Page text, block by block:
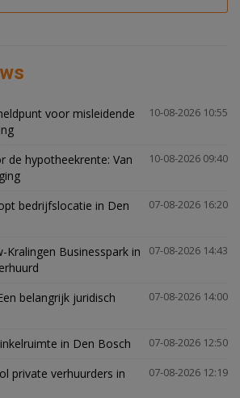
10-08-2026 10:55
voor misleidende
10-08-2026 09:40
de hypotheekrente: Van
07-08-2026 16:20
bedrijfslocatie in Den
07-08-2026 14:43
Kralingen Businesspark in
07-08-2026 14:00
belangrijk juridisch
07-08-2026 12:50
in Den Bosch
07-08-2026 12:19
private verhuurders in